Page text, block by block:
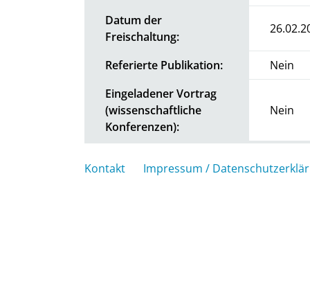
Datum der
Freischaltung:
Referierte Publikation:
Nein
Eingeladener Vortrag
(wissenschaftliche
Konferenzen):
Nein
Kontakt Impressum /